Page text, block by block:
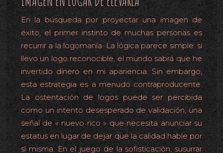
En la búsqueda por proyectar una imagen de
éxito, el primer instinto de muchas personas es
recurrir a la logomanía. La lógica parece simple: si
llevo un logo reconocible, el mundo sabrá que he
invertido dinero en mi apariencia. Sin embargo,
esta estrategia es a menudo contraproducente.
La ostentación de logos puede ser percibida
como un intento desesperado de validación, una
señal de « nuevo rico » que necesita anunciar su
estatus en lugar de dejar que la calidad hable por
sí misma. En el juego de la sofisticación, susurrar